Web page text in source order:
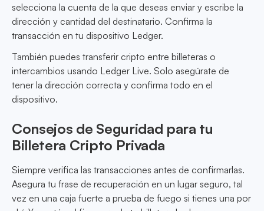
selecciona la cuenta de la que deseas enviar y escribe la
dirección y cantidad del destinatario. Confirma la
transacción en tu dispositivo Ledger.
También puedes transferir cripto entre billeteras o
intercambios usando Ledger Live. Solo asegúrate de
tener la dirección correcta y confirma todo en el
dispositivo.
Consejos de Seguridad para tu
Billetera Cripto Privada
Siempre verifica las transacciones antes de confirmarlas.
Asegura tu frase de recuperación en un lugar seguro, tal
vez en una caja fuerte a prueba de fuego si tienes una por